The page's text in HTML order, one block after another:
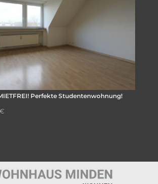
Perfekte Studentenwohnung!